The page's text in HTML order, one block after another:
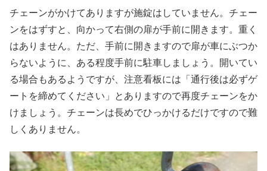
チェーンがかけてありますが施錠はしていません。チェー
ンをはずすと、向かって右側の扉が手前に開きます。重く
はありません。ただ、手前に開きますので扉が車にぶつか
らないように、ある程度手前に駐車しましょう。開いてい
る場合もあるようですが、注意看板には「通行後は必ずゲ
ートを締めてください」とありますので再度チェーンをか
けましょう。チェーンは長めでひっかけるだけですので難
しくありません。